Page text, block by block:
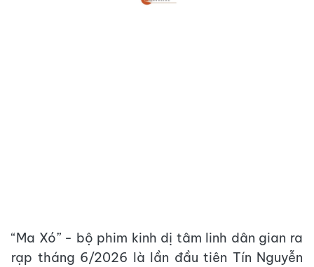
“Ma Xó” - bộ phim kinh dị tâm linh dân gian ra
rạp tháng 6/2026 là lần đầu tiên Tín Nguyễn